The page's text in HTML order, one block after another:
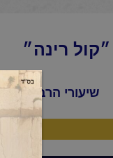
רינה״
שיעורי הרב